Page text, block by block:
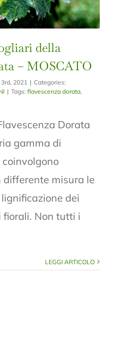
della
– MOSCATO
2021 | Categories:
| Tags:flavescenza dorata,
Dorata
gamma di
misura le
dei
fiorali. Non tutti i
LEGGI ARTICOLO